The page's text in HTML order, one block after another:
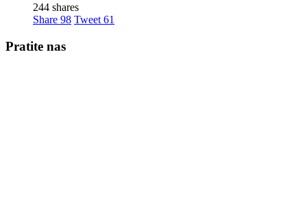
244 shares
Share 98 Tweet 61
Pratite nas